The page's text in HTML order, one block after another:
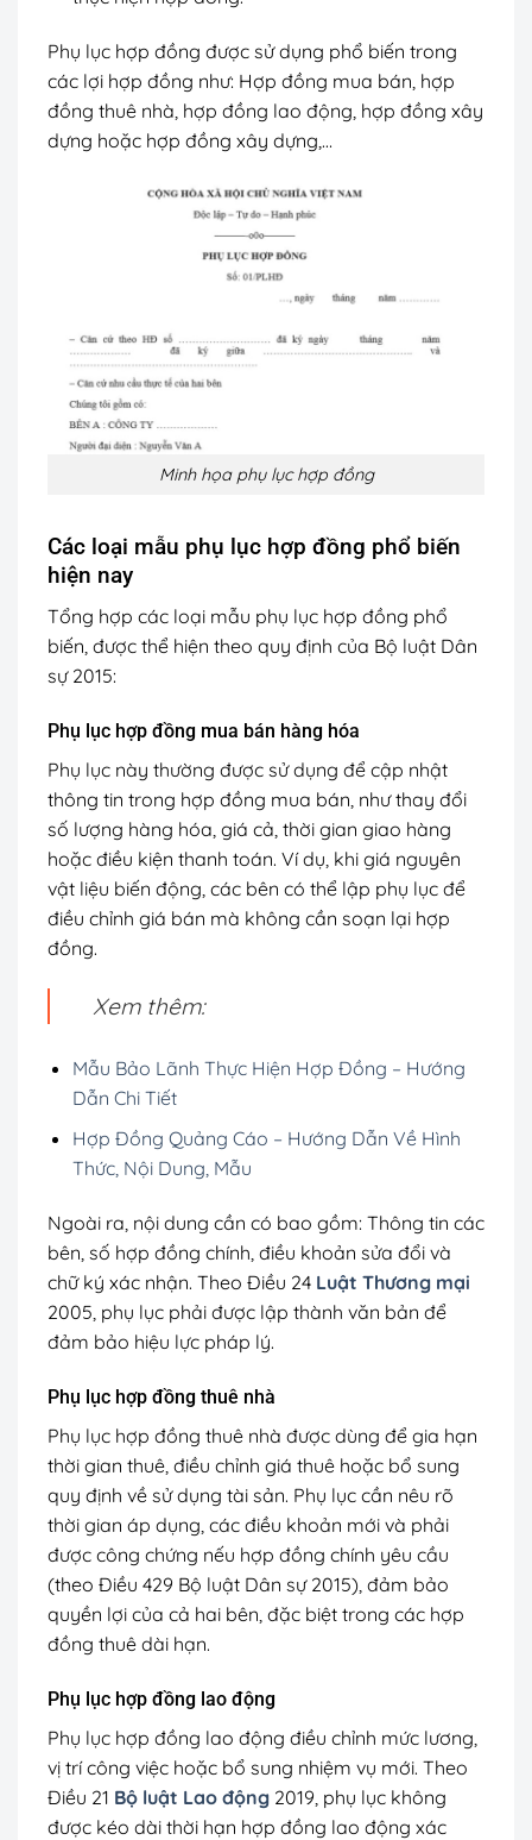
Phụ lục hợp đồng được sử dụng phổ biến trong
các lợi hợp đồng như: Hợp đồng mua bán, hợp
đồng thuê nhà, hợp đồng lao động, hợp đồng xây
dựng hoặc hợp đồng xây dựng,…
Minh họa phụ lục hợp đồng
Các loại mẫu phụ lục hợp đồng phổ biến
hiện nay
Tổng hợp các loại mẫu phụ lục hợp đồng phổ
biến, được thể hiện theo quy định của Bộ luật Dân
sự 2015:
Phụ lục hợp đồng mua bán hàng hóa
Phụ lục này thường được sử dụng để cập nhật
thông tin trong hợp đồng mua bán, như thay đổi
số lượng hàng hóa, giá cả, thời gian giao hàng
hoặc điều kiện thanh toán. Ví dụ, khi giá nguyên
vật liệu biến động, các bên có thể lập phụ lục để
điều chỉnh giá bán mà không cần soạn lại hợp
đồng.
Xem thêm:
Mẫu Bảo Lãnh Thực Hiện Hợp Đồng – Hướng
Dẫn Chi Tiết
Hợp Đồng Quảng Cáo – Hướng Dẫn Về Hình
Thức, Nội Dung, Mẫu
Ngoài ra, nội dung cần có bao gồm: Thông tin các
bên, số hợp đồng chính, điều khoản sửa đổi và
chữ ký xác nhận. Theo Điều 24 Luật Thương mại
2005, phụ lục phải được lập thành văn bản để
đảm bảo hiệu lực pháp lý.
Phụ lục hợp đồng thuê nhà
Phụ lục hợp đồng thuê nhà được dùng để gia hạn
thời gian thuê, điều chỉnh giá thuê hoặc bổ sung
quy định về sử dụng tài sản. Phụ lục cần nêu rõ
thời gian áp dụng, các điều khoản mới và phải
được công chứng nếu hợp đồng chính yêu cầu
(theo Điều 429 Bộ luật Dân sự 2015), đảm bảo
quyền lợi của cả hai bên, đặc biệt trong các hợp
đồng thuê dài hạn.
Phụ lục hợp đồng lao động
Phụ lục hợp đồng lao động điều chỉnh mức lương,
vị trí công việc hoặc bổ sung nhiệm vụ mới. Theo
Điều 21 Bộ luật Lao động 2019, phụ lục không
được kéo dài thời hạn hợp đồng lao động xác